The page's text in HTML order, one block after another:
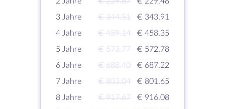
3 Jahre
€ 344.51
€ 343.91
4 Jahre
€ 459.14
€ 458.35
5 Jahre
€ 573.77
€ 572.78
6 Jahre
€ 688.40
€ 687.22
7 Jahre
€ 803.04
€ 801.65
8 Jahre
€ 917.67
€ 916.08